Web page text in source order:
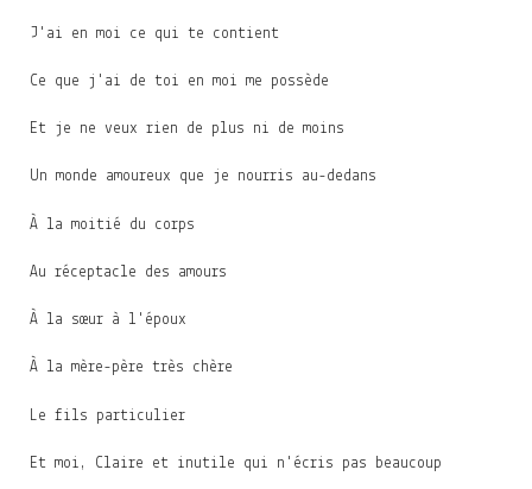
J'ai en moi ce qui te contient
Ce que j'ai de toi en moi me possède
Et je ne veux rien de plus ni de moins
Un monde amoureux que je nourris au-dedans
À la moitié du corps
Au réceptacle des amours
À la sœur à l'époux
À la mère-père très chère
Le fils particulier
Et moi, Claire et inutile qui n'écris pas beaucoup